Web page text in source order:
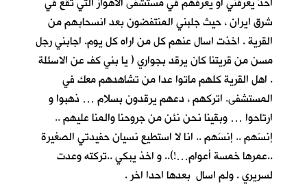
شرق ايران ، حيث جلبني المنتفضون بعد انسحابهم من
القرية . اخذت اسال عنهم كل من اراه كل يوم. اجابني رجل
مسن من قريتنا كان يرقد بجواري ( يا بني كف عن الاسئلة
. اهل القرية كلهم ماتوا عدا من تشاهدهم معك في
المستشفى. اتركهم ، دعهم يرقدون بسلام … ذهبوا و
ارتاحوا … وبقينا نحن نئن من جروحنا والمنا عليهم ..
إنسَهم .. إنسَهم .. انا لا استطيع نسيان حفيدتي الصغيرة
..عمرها خمسة أعوام…!).. و اخذ يبكي ..تركته وعدت
لسريري . ولم اسال بعدها احدا اخر .